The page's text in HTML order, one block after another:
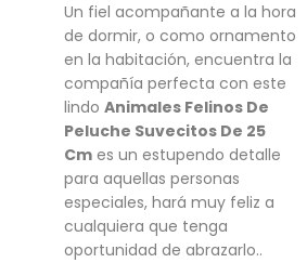
Un fiel acompañante a la hora
de dormir, o como ornamento
en la habitación, encuentra la
compañía perfecta con este
lindo Animales Felinos De
Peluche Suvecitos De 25
Cm es un estupendo detalle
para aquellas personas
especiales, hará muy feliz a
cualquiera que tenga
oportunidad de abrazarlo..